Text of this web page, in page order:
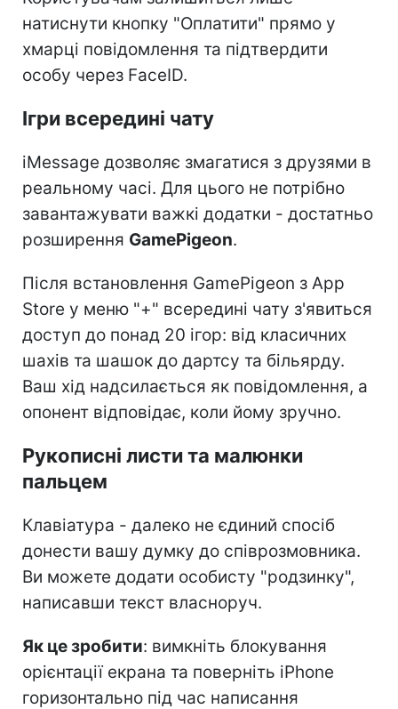
натиснути кнопку "Оплатити" прямо у
хмарці повідомлення та підтвердити
особу через FaceID.
Ігри всередині чату
iMessage дозволяє змагатися з друзями в
реальному часі. Для цього не потрібно
завантажувати важкі додатки - достатньо
розширення GamePigeon.
Після встановлення GamePigeon з App
Store у меню "+" всередині чату з'явиться
доступ до понад 20 ігор: від класичних
шахів та шашок до дартсу та більярду.
Ваш хід надсилається як повідомлення, а
опонент відповідає, коли йому зручно.
Рукописні листи та малюнки
пальцем
Клавіатура - далеко не єдиний спосіб
донести вашу думку до співрозмовника.
Ви можете додати особисту "родзинку",
написавши текст власноруч.
Як це зробити: вимкніть блокування
орієнтації екрана та поверніть iPhone
горизонтально під час написання